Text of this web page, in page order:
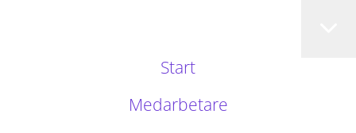
Start
Medarbetare